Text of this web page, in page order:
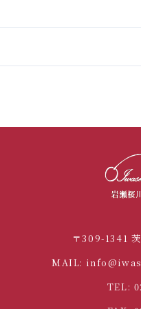
〒309-1341
MAIL:
TEL: